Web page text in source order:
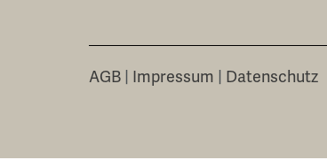
AGB Impressum Datenschutz